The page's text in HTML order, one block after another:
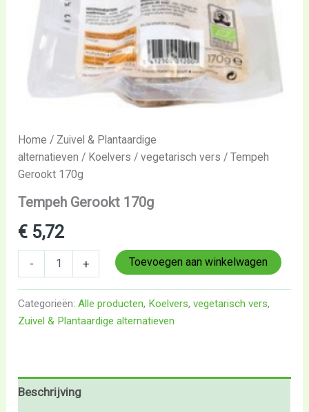
Home / Zuivel & Plantaardige
alternatieven / Koelvers /vegetarisch vers / Tempeh
Gerookt 170g
Tempeh Gerookt 170g
€ 5,72
- + Toevoegen aan winkelwagen
Categorieën:Alle producten, Koelvers,vegetarisch vers,
Zuivel & Plantaardige alternatieven
Beschrijving